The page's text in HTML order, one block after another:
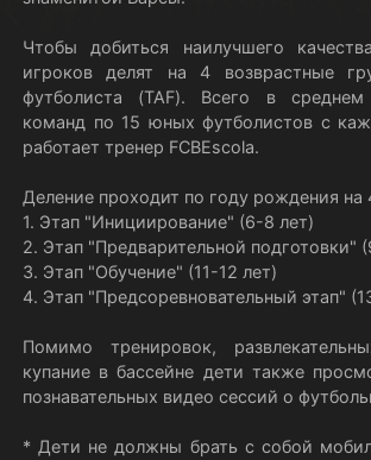
Чтобы добиться наилучшего
игроков делят на 4 возврастные
футболиста (TAF). Всего в среднем
команд по 15 юных футболистов с
работает тренер FCBEscola.
Деление проходит по году рождения на
1. Этап "Инициирование" (6-8 лет)
2. Этап "Предварительной подготовки"
3. Этап "Обучение" (11-12 лет)
4. Этап "Предсоревновательный этап"
Помимо тренировок,
купание в бассейне дети также
познавательных видео сессий о
* Дети не должны брать с собой